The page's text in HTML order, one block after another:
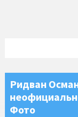
Ридван
Фото